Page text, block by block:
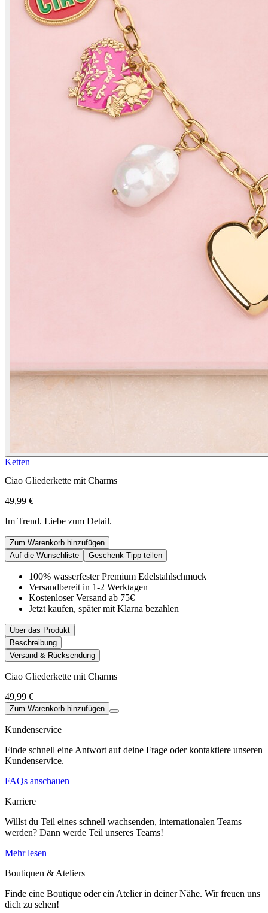
Ketten
Ciao Gliederkette mit Charms
49,99 €
Im Trend. Liebe zum Detail.
Zum Warenkorb hinzufügen
Auf die Wunschliste
Geschenk-Tipp teilen
100% wasserfester Premium Edelstahlschmuck
Versandbereit in 1-2 Werktagen
Kostenloser Versand ab 75€
Jetzt kaufen, später mit Klarna bezahlen
Über das Produkt
Beschreibung
Versand & Rücksendung
Ciao Gliederkette mit Charms
49,99 €
Zum Warenkorb hinzufügen
Kundenservice
Finde schnell eine Antwort auf deine Frage oder kontaktiere unseren
Kundenservice.
FAQs anschauen
Karriere
Willst du Teil eines schnell wachsenden, internationalen Teams
werden? Dann werde Teil unseres Teams!
Mehr lesen
Boutiquen & Ateliers
Finde eine Boutique oder ein Atelier in deiner Nähe. Wir freuen uns
dich zu sehen!